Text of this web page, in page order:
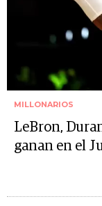
MILLONARIOS
LeBron,
ganan en el